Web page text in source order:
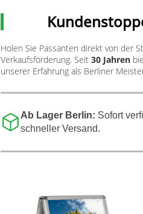
Holen Sie Passanten direkt von der
Verkaufsförderung. Seit 30 Jahren
unserer Erfahrung als Berliner
Ab Lager Berlin: Sofort
schneller Versand.